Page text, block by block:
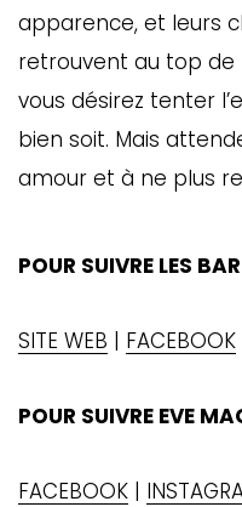
apparence, et leurs
retrouvent au top de
vous désirez tenter
bien soit. Mais
amour et à ne plus
POUR SUIVRE LES
SITE WEB | FACEBOOK
POUR SUIVRE EVE
FACEBOOK |